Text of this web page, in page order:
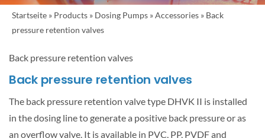
Startseite » Products » Dosing Pumps »Accessories » Back
pressure retention valves
Back pressure retention valves
Back pressure retention valves
The back pressure retention valve type DHVK II is installed
in the dosing line to generate a positive back pressure or as
an overflow valve. It is available in PVC, PP, PVDF and